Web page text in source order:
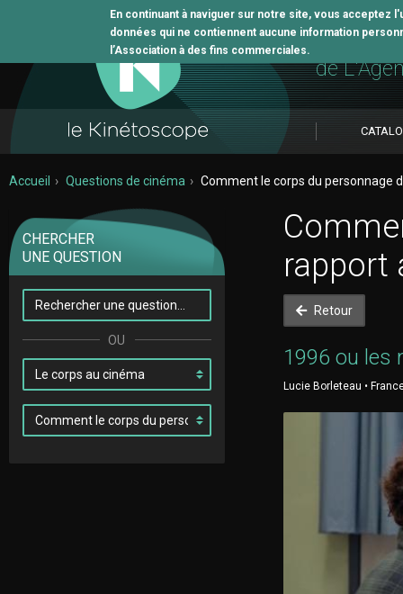
En continuant à naviguer sur notre site, vous
données qui ne contiennent aucune information
l’Association à des fins commerciales. L'outil
de
Accueil Questions de cinéma Comment le corps du personnage
CHERCHER
UNE QUESTION
rapport
Retour
1996 ou les
Lucie Borleteau •